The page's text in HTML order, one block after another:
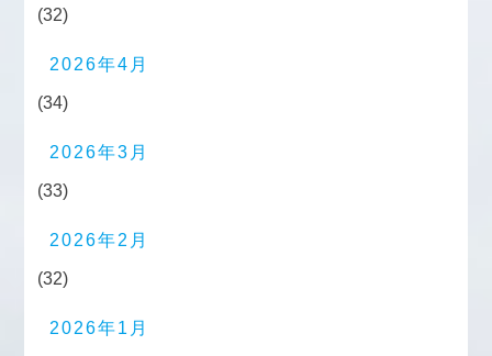
(32)
2026年4月
(34)
2026年3月
(33)
2026年2月
(32)
2026年1月